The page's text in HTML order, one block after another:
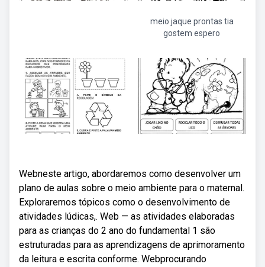
meio jaque prontas tia
gostem espero
Webneste artigo, abordaremos como desenvolver um
plano de aulas sobre o meio ambiente para o maternal.
Exploraremos tópicos como o desenvolvimento de
atividades lúdicas,. Web — as atividades elaboradas
para as crianças do 2 ano do fundamental 1 são
estruturadas para as aprendizagens de aprimoramento
da leitura e escrita conforme. Webprocurando